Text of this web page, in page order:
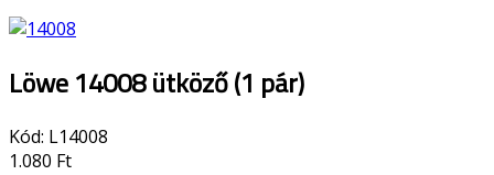
Löwe 14008 ütköző (1 pár)
Kód: L14008
1.080 Ft